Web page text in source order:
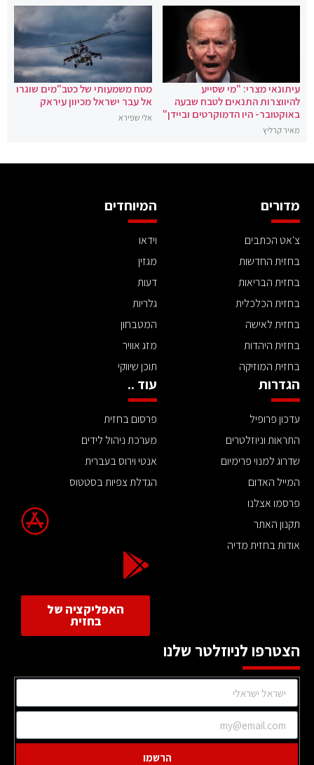
עיתונאי מצרי: "מי שסייע
להיווצרות התנאים לטבח שבעה
באוקטובר- היו הדמוקרטים וביידן"
מאיר קרליץ
מטח משמעותי של כטב"מים שוגרו
אל עבר ישראל מכיוון עיראק
אלי שפירא
מדורים
צ'אט הכתבים
בחזית החדשות
בחזית הבריאות
בחזית הכלכלית
בחזית לאישה
בחזית היהדות
בחזית המוזיקה
המיוחדים
וידאו
מגזין
דעות
גלריות
המטבחון
מזג אוויר
תוכן שיווקי
הגדרות
עדכון פרופיל
התראות וניוזלטרים
שדרוג למנוי פרימיום
המייל האדום
פרסמו אצלנו
תקנון האתר
אודות בחזית מדיה
עוד ..
פרסום בחזית
מערכת ניהול לידים
אנטי וירוס בעברית
הגדלת צפיות בסטטוס
האפליקציה של
בחזית
הצטרפו לניוזלטר שלנו
הרשמו